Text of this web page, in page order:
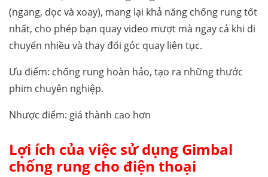
(ngang, dọc và xoay), mang lại khả năng chống rung tốt
nhất, cho phép bạn quay video mượt mà ngay cả khi di
chuyển nhiều và thay đổi góc quay liên tục.
Ưu điểm: chống rung hoàn hảo, tạo ra những thước
phim chuyên nghiệp.
Nhược điểm: giá thành cao hơn
Lợi ích của việc sử dụng Gimbal
chống rung cho điện thoại